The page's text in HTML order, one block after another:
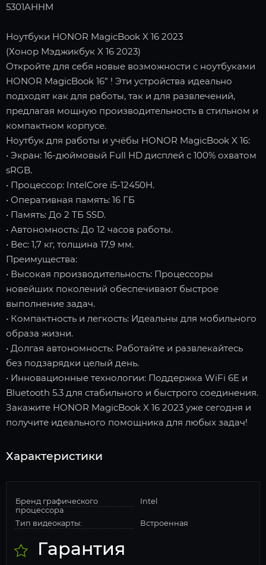
5301AHHM
Ноутбуки HONOR MagicBook X 16 2023
(Хонор Мэджикбук X 16 2023)
Откройте для себя новые возможности с ноутбуками
HONOR MagicBook 16” ! Эти устройства идеально
подходят как для работы, так и для развлечений,
предлагая мощную производительность в стильном и
компактном корпусе.
Ноутбук для работы и учёбы HONOR MagicBook X 16:
• Экран: 16-дюймовый Full HD дисплей с 100% охватом
sRGB.
• Процессор: IntelCore i5-12450H.
• Оперативная память: 16 ГБ
• Память: До 2 ТБ SSD.
• Автономность: До 12 часов работы.
• Вес: 1,7 кг, толщина 17,9 мм.
Преимущества:
• Высокая производительность: Процессоры
новейших поколений обеспечивают быстрое
выполнение задач.
• Компактность и легкость: Идеальны для мобильного
образа жизни.
• Долгая автономность: Работайте и развлекайтесь
без подзарядки целый день.
• Инновационные технологии: Поддержка WiFi 6E и
Bluetooth 5.3 для стабильного и быстрого соединения.
Закажите HONOR MagicBook X 16 2023 уже сегодня и
получите идеального помощника для любых задач!
Характеристики
Бренд графического
процессора
Intel
Тип видеокарты: Встроенная
Гарантия